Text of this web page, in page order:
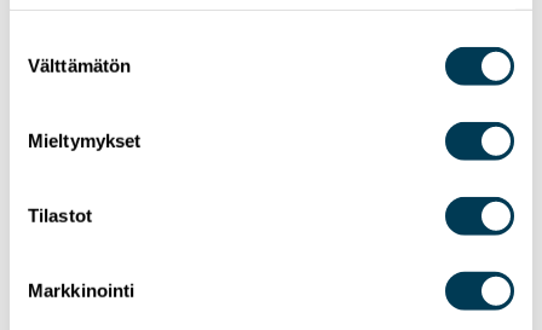
valinta
Välttämätön
Mieltymykset
Tilastot
Markkinointi
15.7.2026 UUTISET